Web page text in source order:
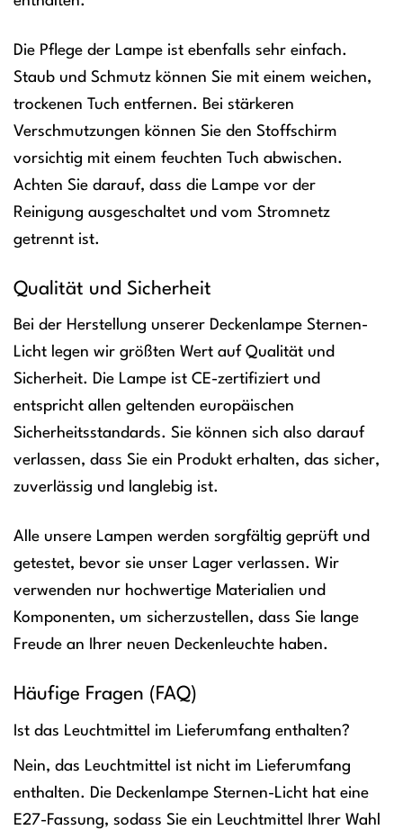
Die Pflege der Lampe ist ebenfalls sehr einfach.
Staub und Schmutz können Sie mit einem weichen,
trockenen Tuch entfernen. Bei stärkeren
Verschmutzungen können Sie den Stoffschirm
vorsichtig mit einem feuchten Tuch abwischen.
Achten Sie darauf, dass die Lampe vor der
Reinigung ausgeschaltet und vom Stromnetz
getrennt ist.
Qualität und Sicherheit
Bei der Herstellung unserer Deckenlampe Sternen-
Licht legen wir größten Wert auf Qualität und
Sicherheit. Die Lampe ist CE-zertifiziert und
entspricht allen geltenden europäischen
Sicherheitsstandards. Sie können sich also darauf
verlassen, dass Sie ein Produkt erhalten, das sicher,
zuverlässig und langlebig ist.
Alle unsere Lampen werden sorgfältig geprüft und
getestet, bevor sie unser Lager verlassen. Wir
verwenden nur hochwertige Materialien und
Komponenten, um sicherzustellen, dass Sie lange
Freude an Ihrer neuen Deckenleuchte haben.
Häufige Fragen (FAQ)
Ist das Leuchtmittel im Lieferumfang enthalten?
Nein, das Leuchtmittel ist nicht im Lieferumfang
enthalten. Die Deckenlampe Sternen-Licht hat eine
E27-Fassung, sodass Sie ein Leuchtmittel Ihrer Wahl